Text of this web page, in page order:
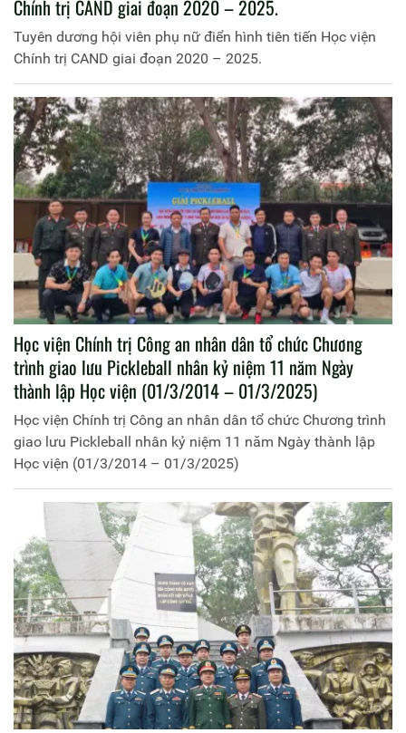
Chính trị CAND giai đoạn 2020 – 2025.
Tuyên dương hội viên phụ nữ điển hình tiên tiến Học viện
Chính trị CAND giai đoạn 2020 – 2025.
Học viện Chính trị Công an nhân dân tổ chức Chương
trình giao lưu Pickleball nhân kỷ niệm 11 năm Ngày
thành lập Học viện (01/3/2014 – 01/3/2025)
Học viện Chính trị Công an nhân dân tổ chức Chương trình
giao lưu Pickleball nhân kỷ niệm 11 năm Ngày thành lập
Học viện (01/3/2014 – 01/3/2025)